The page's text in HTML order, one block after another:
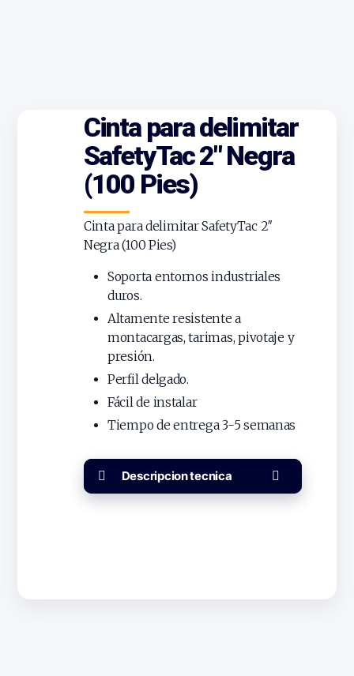
Cinta para delimitar
SafetyTac 2″ Negra
(100 Pies)
Cinta para delimitar SafetyTac 2″
Negra (100 Pies)
Soporta entornos industriales
duros.
Altamente resistente a
montacargas, tarimas, pivotaje y
presión.
Perfil delgado.
Fácil de instalar
Tiempo de entrega 3-5 semanas
Descripcion tecnica